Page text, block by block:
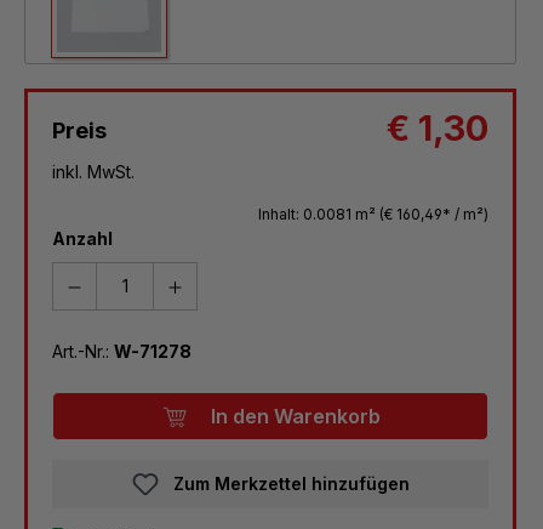
Preis € 1,30
inkl. MwSt.
Inhalt: 0.0081 m² (€ 160,49* / m²)
Anzahl
Art.-Nr.: W-71278
In den Warenkorb
Zum Merkzettel hinzufügen